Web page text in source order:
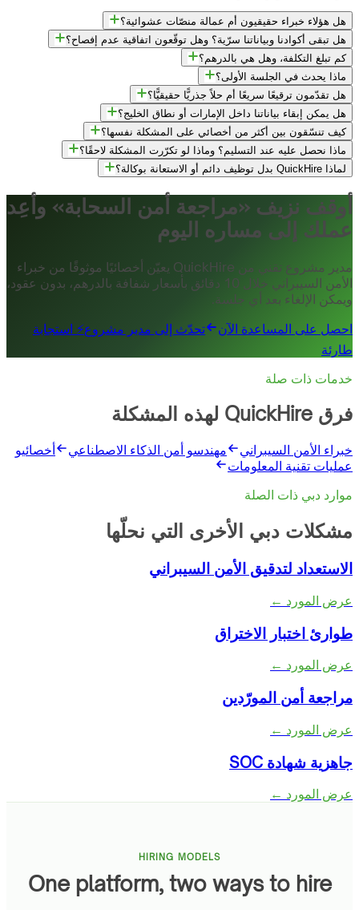
هل هؤلاء خبراء حقيقيون أم عمالة منصّات عشوائية؟
هل تبقى أكوادنا وبياناتنا سرّية؟ وهل توقّعون اتفاقية عدم إفصاح؟
كم تبلغ التكلفة، وهل هي بالدرهم؟
ماذا يحدث في الجلسة الأولى؟
هل تقدّمون ترقيعًا سريعًا أم حلاً جذريًّا حقيقيًّا؟
هل يمكن إبقاء بياناتنا داخل الإمارات أو نطاق الخليج؟
كيف تنسّقون بين أكثر من أخصائي على المشكلة نفسها؟
ماذا نحصل عليه عند التسليم؟ وماذا لو تكرّرت المشكلة لاحقًا؟
لماذا QuickHire بدل توظيف دائم أو الاستعانة بوكالة؟
أوقف نزيف «مراجعة أمن السحابة» وأعِد
عملك إلى مساره اليوم
مدير مشروع تقني من QuickHire يعيّن أخصائيًا موثوقًا من خبراء
الأمن السيبراني خلال 10 دقائق بأسعار شفافة بالدرهم، بدون عقود،
ويمكن الإلغاء بعد أي جلسة.
احصل على المساعدة الآن
تحدّث إلى مدير مشروع⚡ استجابة
طارئة
خدمات ذات صلة
فرق QuickHire لهذه المشكلة
خبراء الأمن السيبراني مهندسو أمن الذكاء الاصطناعي
أخصائيو
عمليات تقنية المعلومات
موارد دبي ذات الصلة
مشكلات دبي الأخرى التي نحلّها
الاستعداد لتدقيق الأمن السيبراني
عرض المورد ←
طوارئ اختبار الاختراق
عرض المورد ←
مراجعة أمن المورّدين
عرض المورد ←
جاهزية شهادة SOC
عرض المورد ←
HIRING MODELS
One platform, two ways to hire